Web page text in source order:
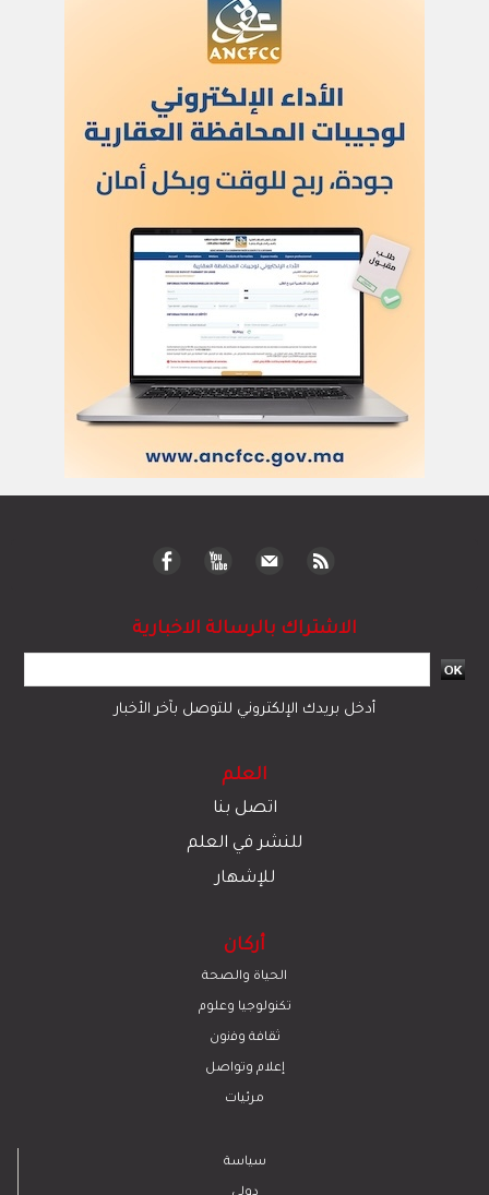
الاشتراك بالرسالة الاخبارية
أدخل بريدك الإلكتروني للتوصل بآخر الأخبار
العلم
اتصل بنا
للنشر في العلم
للإشهار
أركان
الحياة والصحة
تكنولوجيا وعلوم
ﺛﻘﺎﻓﺔ وﻓﻧون
إعلام وتواصل
مرئيات
سياسة